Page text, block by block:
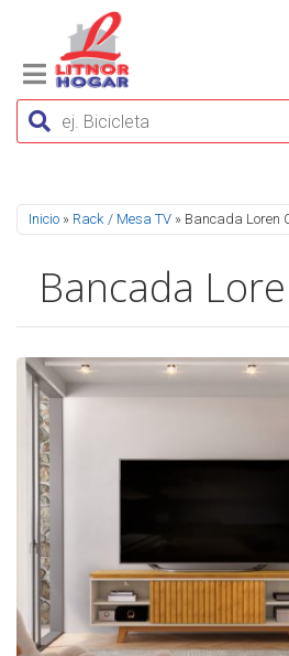
Se encuentra usted aquí
Inicio » Rack / Mesa TV » Bancada Loren
Bancada